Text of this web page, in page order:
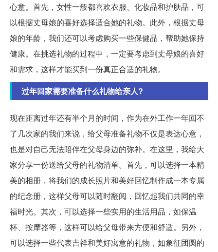
心意。首先，女性一般都喜欢衣服、化妆品和护肤品，可
以根据丈母娘的喜好选择适合她的礼物。此外，根据丈母
娘的年龄，我们还可以考虑购买一些保健品，帮助她保持
健康。在挑选礼物的过程中，一定要考虑到丈母娘的喜好
和需求，这样才能买到一份真正合适的礼物。
过年回家需要准备什么礼物给亲人?
现在距离过年还有半个月的时间，作为在外工作一年回不
了几次家的我们来说，给父母准备礼物不仅是表达心意，
也是对自己无法陪伴在父母身边的弥补。在这里，我给大
家分享一份送给父母的礼物清单。首先，可以选择一本精
美的相册，将我们的成长照片和美好回忆制作成一本专属
的纪念册，这样父母可以随时翻阅，回忆起我们共同的幸
福时光。其次，可以选择一些实用的生活用品，如保温
杯、按摩器等，这样可以给父母带来方便和舒适。另外，
可以选择一些代表吉祥和美好寓意的礼物，如象征团圆的